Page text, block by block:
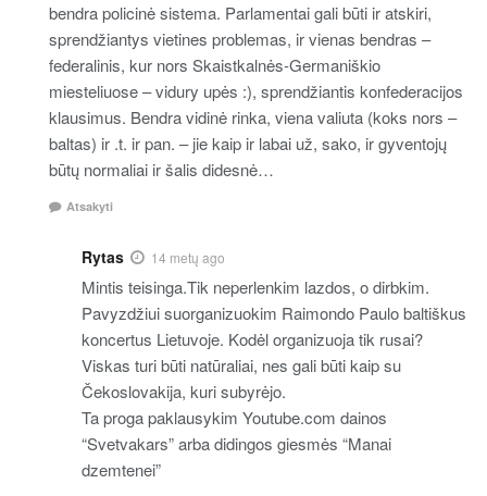
bendra policinė sistema. Parlamentai gali būti ir atskiri,
sprendžiantys vietines problemas, ir vienas bendras –
federalinis, kur nors Skaistkalnės-Germaniškio
miesteliuose – vidury upės :), sprendžiantis konfederacijos
klausimus. Bendra vidinė rinka, viena valiuta (koks nors –
baltas) ir .t. ir pan. – jie kaip ir labai už, sako, ir gyventojų
būtų normaliai ir šalis didesnė…
Atsakyti
Rytas 14 metų ago
Mintis teisinga.Tik neperlenkim lazdos, o dirbkim.
Pavyzdžiui suorganizuokim Raimondo Paulo baltiškus
koncertus Lietuvoje. Kodėl organizuoja tik rusai?
Viskas turi būti natūraliai, nes gali būti kaip su
Čekoslovakija, kuri subyrėjo.
Ta proga paklausykim Youtube.com dainos
“Svetvakars” arba didingos giesmės “Manai
dzemtenei”